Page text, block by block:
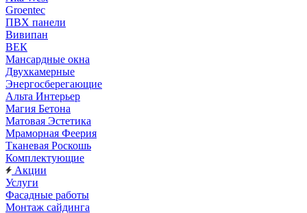
Groentec
ПВХ панели
Вивипан
ВЕК
Мансардные окна
Двухкамерные
Энергосберегающие
Альта Интерьер
Магия Бетона
Матовая Эстетика
Мраморная Феерия
Тканевая Роскошь
Комплектующие
Акции
Услуги
Фасадные работы
Монтаж сайдинга